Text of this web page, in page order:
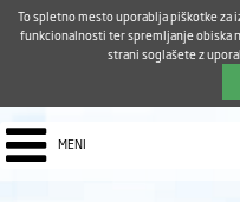
E-pošta ZUDV
MENI
To spletno mesto uporablja piškotke za
funkcionalnosti ter spremljanje obiska
strani soglašete z